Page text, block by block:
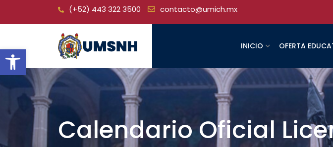
Open toolbar
(+52) 443 322 3500 contacto@umich.mx
INICIO OFERTA
Calendario Oficial